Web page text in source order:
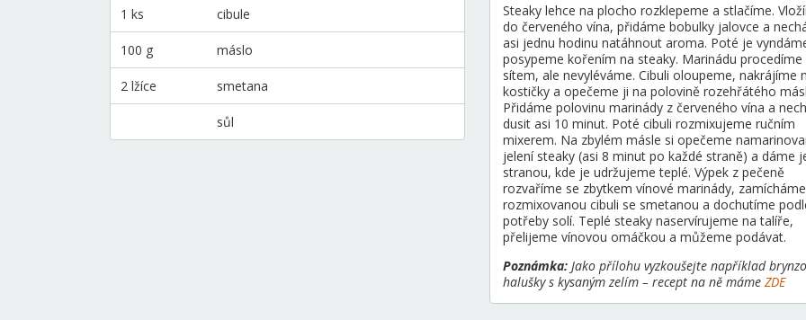
1 ks cibule
100 g máslo
2 lžíce smetana
sůl
Steaky lehce na plocho rozklepeme a stlačíme.
do červeného vína, přidáme bobulky jalovce a
asi jednu hodinu natáhnout aroma. Poté je
posypeme kořením na steaky. Marinádu procedíme
sítem, ale nevyléváme. Cibuli oloupeme, nakrájíme
kostičky a opečeme ji na polovině rozehřátého
Přidáme polovinu marinády z červeného vína a
dusit asi 10 minut. Poté cibuli rozmixujeme ručním
mixerem. Na zbylém másle si opečeme
jelení steaky (asi 8 minut po každé straně) a dáme
stranou, kde je udržujeme teplé. Výpek z pečeně
rozvaříme se zbytkem vínové marinády, zamícháme
rozmixovanou cibuli se smetanou a dochutíme
potřeby solí. Teplé steaky naservírujeme na talíře,
přelijeme vínovou omáčkou a můžeme podávat.
Poznámka:Jako přílohu vyzkoušejte například
halušky s kysaným zelím – recept na ně máme ZDE